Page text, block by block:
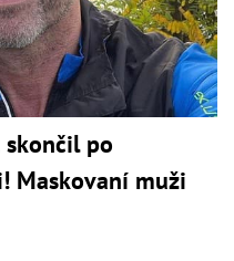
skončil po
Maskovaní muži